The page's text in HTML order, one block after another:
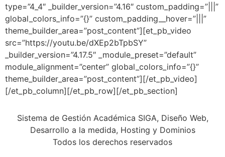
type=”4_4″ _builder_version=”4.16″ custom_padding=”|||”
global_colors_info=”{}” custom_padding__hover=”|||”
theme_builder_area=”post_content”][et_pb_video
src=”https://youtu.be/dXEp2bTpbSY”
_builder_version=”4.17.5″ _module_preset=”default”
module_alignment=”center” global_colors_info=”{}”
theme_builder_area=”post_content”][/et_pb_video]
[/et_pb_column][/et_pb_row][/et_pb_section]
Sistema de Gestión Académica SIGA, Diseño Web,
Desarrollo a la medida, Hosting y Dominios
Todos los derechos reservados